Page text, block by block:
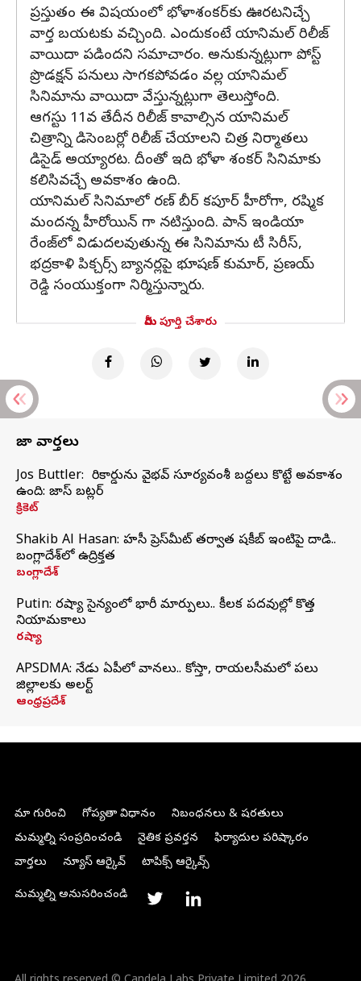
ప్రస్తుతం ఈ విషయంలో భోళాశంకర్‌కు ఊరటనిచ్చే
వార్త బయటకు వచ్చింది. ఎందుకంటే యానిమల్ రిలీజ్
వాయిదా పడిందని సమాచారం. అనుకున్నట్లుగా పోస్ట్
ప్రొడక్షన్ పనులు సాగకపోవడం వల్ల యానిమల్
సినిమాను వాయిదా వేస్తున్నట్లుగా తెలుస్తోంది.
ఆగస్టు 11వ తేదీన రిలీజ్ కావాల్సిన యానిమల్
చిత్రాన్ని డిసెంబర్లో రిలీజ్ చేయాలని చిత్ర నిర్మాతలు
డిసైడ్ అయ్యారట. దీంతో ఇది భోళా శంకర్ సినిమాకు
కలిసివచ్చే అవకాశం ఉంది.
యానిమల్ సినిమాలో రణ్ బీర్ కపూర్ హీరోగా, రష్మిక
మందన్న హీరోయిన్ గా నటిస్తుంది. పాన్ ఇండియా
రేంజ్‌లో విడుదలవుతున్న ఈ సినిమాను టీ సిరీస్,
భద్రకాళి పిక్చర్స్ బ్యానర్లపై భూషణ్ కుమార్, ప్రణయ్
రెడ్డి సంయుక్తంగా నిర్మిస్తున్నారు.
మీరు పూర్తి చేశారు
తాజా వార్తలు
Jos Buttler: నా రికార్డును వైభవ్ సూర్యవంశీ బద్దలు కొట్టే అవకాశం
ఉంది: జాస్ బట్లర్
క్రికెట్
Shakib Al Hasan: హసీనా ప్రెస్‌మీట్‌ తర్వాత షకీబ్‌ ఇంటిపై దాడి..
బంగ్లాదేశ్‌లో ఉద్రిక్తత
బంగ్లాదేశ్
Putin: రష్యా సైన్యంలో భారీ మార్పులు.. కీలక పదవుల్లో కొత్త
నియామకాలు
రష్యా
APSDMA: నేడు ఏపీలో వానలు.. కోస్తా, రాయలసీమలో పలు
జిల్లాలకు అలర్ట్
ఆంధ్రప్రదేశ్
మా గురించి గోప్యతా విధానం
నిబంధనలు & షరతులు
మమ్మల్ని సంప్రదించండి
నైతిక ప్రవర్తన
ఫిర్యాదుల పరిష్కారం
వార్తలు
న్యూస్ ఆర్కైవ్ టాపిక్స్ ఆర్కైవ్స్
మమ్మల్ని అనుసరించండి